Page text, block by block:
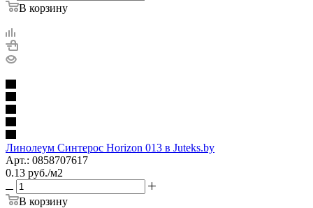
В корзину
Линолеум Синтерос Horizon 013 в Juteks.by
Арт.: 0858707617
0.13 руб./м2
В корзину